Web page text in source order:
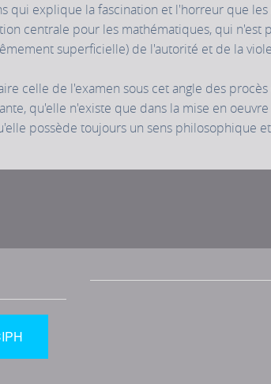
qui explique la fascination et l'horreur que
centrale pour les mathématiques, qui
superficielle) de l'autorité et de la
celle de l'examen sous cet angle des
qu'elle n'existe que dans la mise en
possède toujours un sens philosophique